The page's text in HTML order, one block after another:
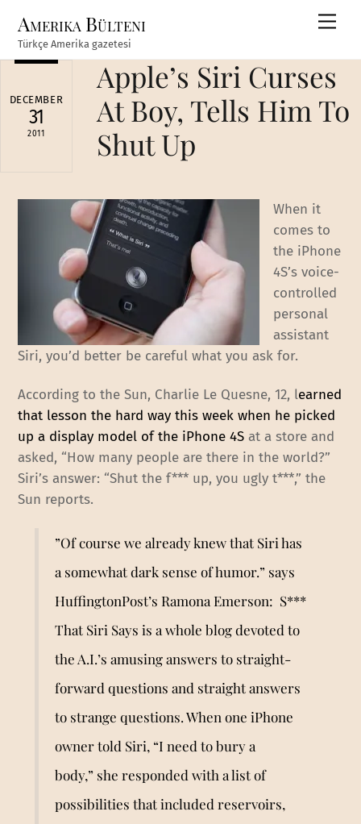
content
Amerika Bülteni
Türkçe Amerika gazetesi
DECEMBER
31
2011
Apple’s Siri Curses
At Boy, Tells Him To
Shut Up
When it
comes to
the iPhone
4S’s voice-
controlled
personal
assistant
Siri, you’d better be careful what you ask for.
According to the Sun, Charlie Le Quesne, 12, learned
that lesson the hard way this week when he picked
up a display model of the iPhone 4S at a store and
asked, “How many people are there in the world?”
Siri’s answer: “Shut the f*** up, you ugly t***,” the
Sun reports.
”Of course we already knew that Siri has
a somewhat dark sense of humor.” says
HuffingtonPost’s Ramona Emerson: S***
That Siri Says is a whole blog devoted to
the A.I.’s amusing answers to straight-
forward questions and straight answers
to strange questions. When one iPhone
owner told Siri, “I need to bury a
body,” she responded with a list of
possibilities that included reservoirs,